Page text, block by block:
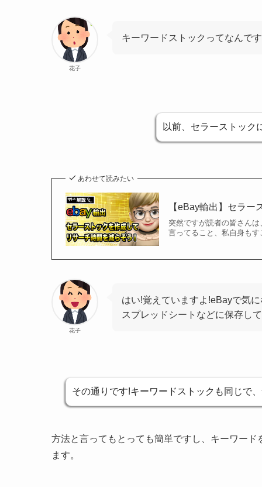
花子
キーワードストックってなんで
以前、セラーストック
あわせて読みたい
【eBay輸出】セラ
突然ですが読者の皆さん
言ってること、私自身も
花子
はい!覚えていますよ!eBayで気
スプレッドシートなどに保存し
その通りです!キーワードストックも同じで
方法と言ってもとっても簡単ですし、キーワー
ます。